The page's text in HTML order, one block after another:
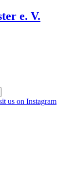
e. V.
us on Instagram